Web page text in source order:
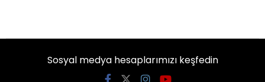
Sosyal medya hesaplarımızı keşfedin